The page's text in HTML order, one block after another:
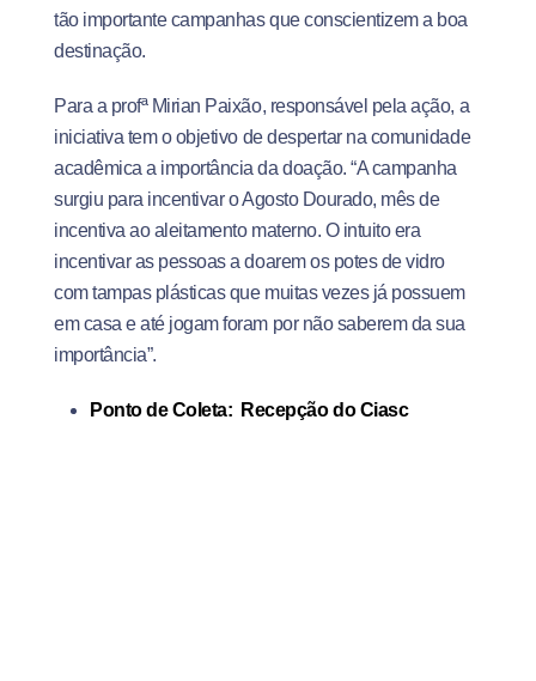
tão importante campanhas que conscientizem a boa
destinação.
Para a profª Mirian Paixão, responsável pela ação, a
iniciativa tem o objetivo de despertar na comunidade
acadêmica a importância da doação. “A campanha
surgiu para incentivar o Agosto Dourado, mês de
incentiva ao aleitamento materno. O intuito era
incentivar as pessoas a doarem os potes de vidro
com tampas plásticas que muitas vezes já possuem
em casa e até jogam foram por não saberem da sua
importância”.
Ponto de Coleta: Recepção do Ciasc